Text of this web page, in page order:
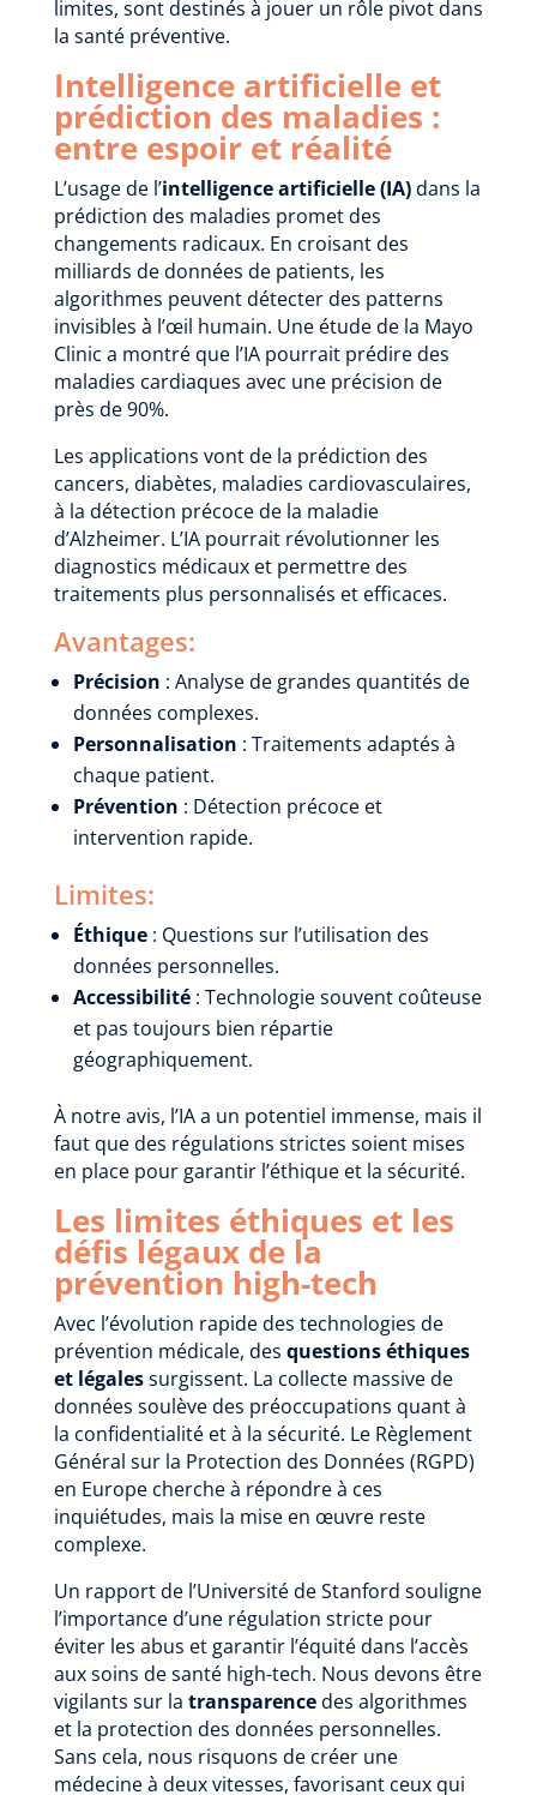
limites, sont destinés à jouer un rôle pivot dans
la santé préventive.
Intelligence artificielle et
prédiction des maladies :
entre espoir et réalité
L’usage de l’intelligence artificielle (IA)dans la
prédiction des maladies promet des
changements radicaux. En croisant des
milliards de données de patients, les
algorithmes peuvent détecter des patterns
invisibles à l’œil humain. Une étude de la Mayo
Clinic a montré que l’IA pourrait prédire des
maladies cardiaques avec une précision de
près de 90%.
Les applications vont de la prédiction des
cancers, diabètes, maladies cardiovasculaires,
à la détection précoce de la maladie
d’Alzheimer. L’IA pourrait révolutionner les
diagnostics médicaux et permettre des
traitements plus personnalisés et efficaces.
Avantages:
Précision : Analyse de grandes quantités de
données complexes.
Personnalisation : Traitements adaptés à
chaque patient.
Prévention : Détection précoce et
intervention rapide.
Limites:
Éthique: Questions sur l’utilisation des
données personnelles.
Accessibilité: Technologie souvent coûteuse
et pas toujours bien répartie
géographiquement.
À notre avis, l’IA a un potentiel immense, mais il
faut que des régulations strictes soient mises
en place pour garantir l’éthique et la sécurité.
Les limites éthiques et les
défis légaux de la
prévention high-tech
Avec l’évolution rapide des technologies de
prévention médicale, des questions éthiques
et légalessurgissent. La collecte massive de
données soulève des préoccupations quant à
la confidentialité et à la sécurité. Le Règlement
Général sur la Protection des Données (RGPD)
en Europe cherche à répondre à ces
inquiétudes, mais la mise en œuvre reste
complexe.
Un rapport de l’Université de Stanford souligne
l’importance d’une régulation stricte pour
éviter les abus et garantir l’équité dans l’accès
aux soins de santé high-tech. Nous devons être
vigilants sur la transparencedes algorithmes
et la protection des données personnelles.
Sans cela, nous risquons de créer une
médecine à deux vitesses, favorisant ceux qui